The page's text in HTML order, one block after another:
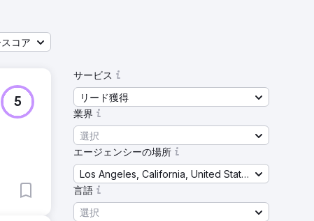
コア
5
サービス
リード獲得
業界
選択
エージェンシーの場所
Los Angeles, California, United States
言語
選択